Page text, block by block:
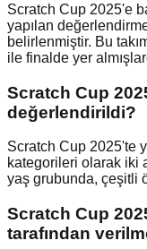
Scratch Cup 2025'e
yapılan
belirlenmiştir. Bu
ile finalde yer
Scratch Cup
değerlendirildi?
Scratch Cup 2025'te
kategorileri olarak iki
yaş grubunda, çeşitli
Scratch Cup
tarafından